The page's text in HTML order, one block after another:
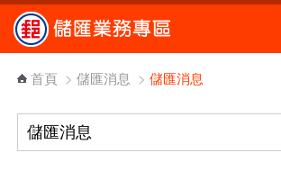
跳到主要內容區塊
首頁 > 儲匯消息 > 儲匯消息